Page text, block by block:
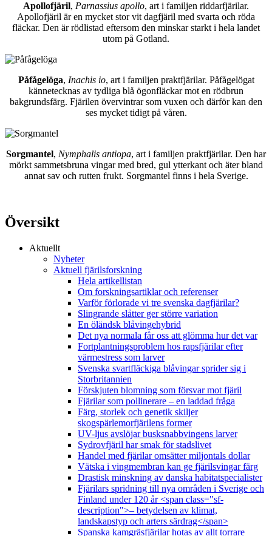
Apollofjäril, Parnassius apollo, art i familjen riddarfjärilar.
Apollofjäril är en mycket stor vit dagfjäril med svarta och röda
fläckar. Den är rödlistad eftersom den minskar starkt i hela landet
utom på Gotland.
Påfågelöga, Inachis io, art i familjen praktfjärilar. Påfågelögat
kännetecknas av tydliga blå ögonfläckar mot en rödbrun
bakgrundsfärg. Fjärilen övervintrar som vuxen och därför kan den
ses mycket tidigt på våren.
Sorgmantel, Nymphalis antiopa, art i familjen praktfjärilar. Den har
mörkt sammetsbruna vingar med bred, gul ytterkant och äter bland
annat sav och rutten frukt. Sorgmantel finns i hela Sverige.
Översikt
Aktuellt
Nyheter
Aktuell fjärilsforskning
Hela artikellistan
Om forskningsartiklar och referenser
Varför förlorade vi tre svenska dagfjärilar?
Slingrande slåtter ger större variation
En öländsk blåvingehybrid
Det nya normala får oss att glömma hur det var
Fortplantningsproblem hos rapsfjärilar efter
värmestress som larver
Svenska svartfläckiga blåvingar sprider sig i
Storbritannien
Förskjuten blomning som försvar mot fjäril
Fjärilar som pollinerare – en laddad fråga
Färg, storlek och genetik skiljer
skogspärlemorfjärilens former
UV-ljus avslöjar busksnabbvingens larver
Sydrovfjäril har smak för stadslivet
Handel med fjärilar omsätter miljontals dollar
Vätska i vingmembran kan ge fjärilsvingar färg
Drastisk minskning av danska habitatspecialister
Fjärilars spridning till nya områden i Sverige och
Finland under 120 år <span class="sf-
description">– betydelsen av klimat,
landskapstyp och arters särdrag</span>
Spanska kamgräsfjärilar hotas av allt torrare